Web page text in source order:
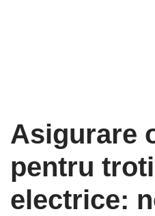
Asigurare
pentru
electrice: